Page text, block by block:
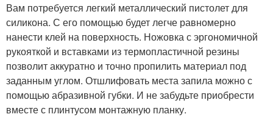
Вам потребуется легкий металлический пистолет для
силикона. С его помощью будет легче равномерно
нанести клей на поверхность. Ножовка с эргономичной
рукояткой и вставками из термопластичной резины
позволит аккуратно и точно пропилить материал под
заданным углом. Отшлифовать места запила можно с
помощью абразивной губки. И не забудьте приобрести
вместе с плинтусом монтажную планку.